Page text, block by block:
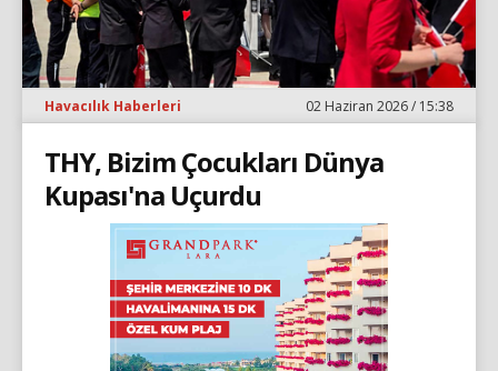
Havacılık Haberleri 02 Haziran 2026 / 15:38
THY, Bizim Çocukları Dünya
Kupası'na Uçurdu